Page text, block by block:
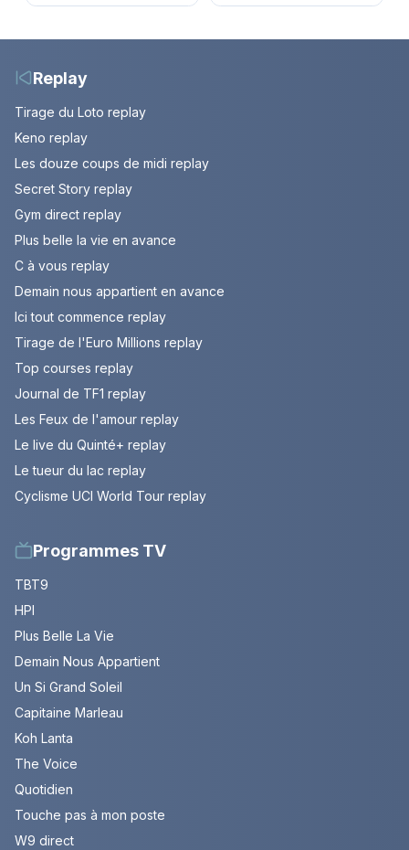
les loisirs les plus fous
Capital
termine avec une belle
le Refuge
Replay
Tirage du Loto replay
Keno replay
Les douze coups de midi replay
Secret Story replay
Gym direct replay
Plus belle la vie en avance
C à vous replay
Demain nous appartient en avance
Ici tout commence replay
Tirage de l'Euro Millions replay
Top courses replay
Journal de TF1 replay
Les Feux de l'amour replay
Le live du Quinté+ replay
Le tueur du lac replay
Cyclisme UCI World Tour replay
Programmes TV
TBT9
HPI
Plus Belle La Vie
Demain Nous Appartient
Un Si Grand Soleil
Capitaine Marleau
Koh Lanta
The Voice
Quotidien
Touche pas à mon poste
W9 direct